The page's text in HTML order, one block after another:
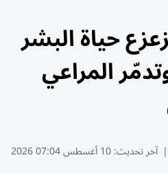
حياة البشر
المراعي
| آخر تحديث:10 أغسطس 07:04 2026